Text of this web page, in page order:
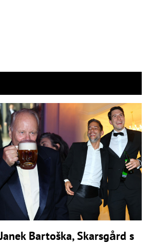
Bartoška, Skarsgård s